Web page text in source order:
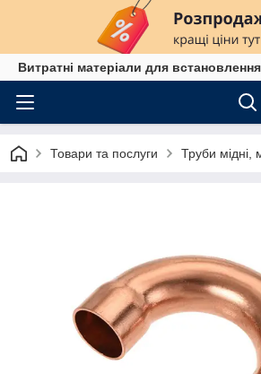
Витратні матеріали для
Товари та послуги Труби мідні,